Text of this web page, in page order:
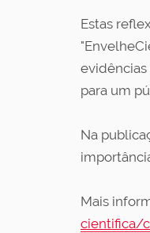
Estas
para um
Na
Mais
cientifica/